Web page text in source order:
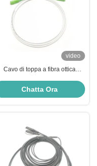
video
Cavo di toppa a fibra ottica
G657A 3.0mm LSZH a SC/APC
SM 9 1F
Chatta Ora